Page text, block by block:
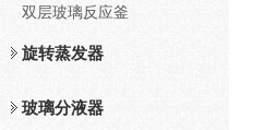
双层玻璃反应釜
旋转蒸发器
玻璃分液器